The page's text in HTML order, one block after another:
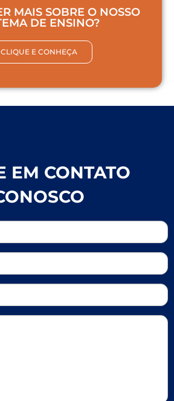
MAIS SOBRE O NOSSO
DE ENSINO?
CLIQUE E CONHEÇA
EM CONTATO